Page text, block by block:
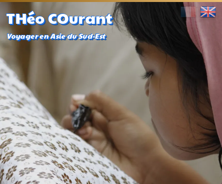
THéo COurant
Voyager en Asie du Sud-Est